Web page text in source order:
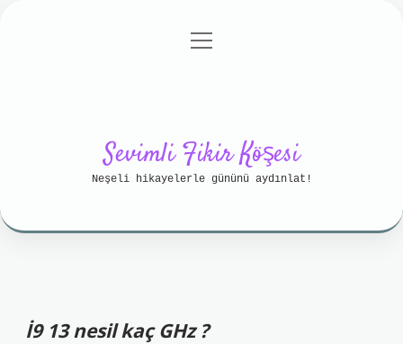
Gizlilik Politikası
menüyü
Sevimli Fikir Köşesi
Neşeli hikayelerle gününü aydınlat!
İ9 13 nesil kaç GHz ?